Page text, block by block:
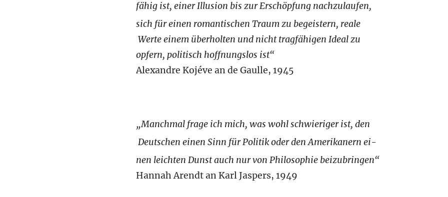
fähig ist, einer Illusion bis zur Erschöpfung nachzulaufen,
sich für einen romantischen Traum zu begeistern, reale
Werte einem überholten und nicht tragfähigen Ideal zu
opfern, politisch hoffnungslos ist“
Alexandre Kojéve an de Gaulle, 1945
„Manchmal frage ich mich, was wohl schwieriger ist, den
Deutschen einen Sinn für Politik oder den Amerikanern ei-
nen leichten Dunst auch nur von Philosophie beizubringen“
Hannah Arendt an Karl Jaspers, 1949